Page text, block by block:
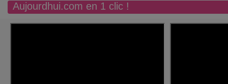
Aujourdhui.com en 1 clic !